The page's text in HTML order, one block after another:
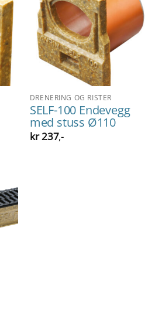
DRENERING OG RISTER
SELF-100 Endevegg
med stuss Ø110
kr237,-